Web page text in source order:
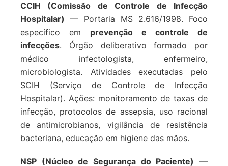
CCIH (Comissão de Controle de Infecção
Hospitalar) — Portaria MS 2.616/1998. Foco
específico em prevenção e controle de
infecções. Órgão deliberativo formado por
médico infectologista, enfermeiro,
microbiologista. Atividades executadas pelo
SCIH (Serviço de Controle de Infecção
Hospitalar). Ações: monitoramento de taxas de
infecção, protocolos de assepsia, uso racional
de antimicrobianos, vigilância de resistência
bacteriana, educação em higiene das mãos.
NSP (Núcleo de Segurança do Paciente)
—